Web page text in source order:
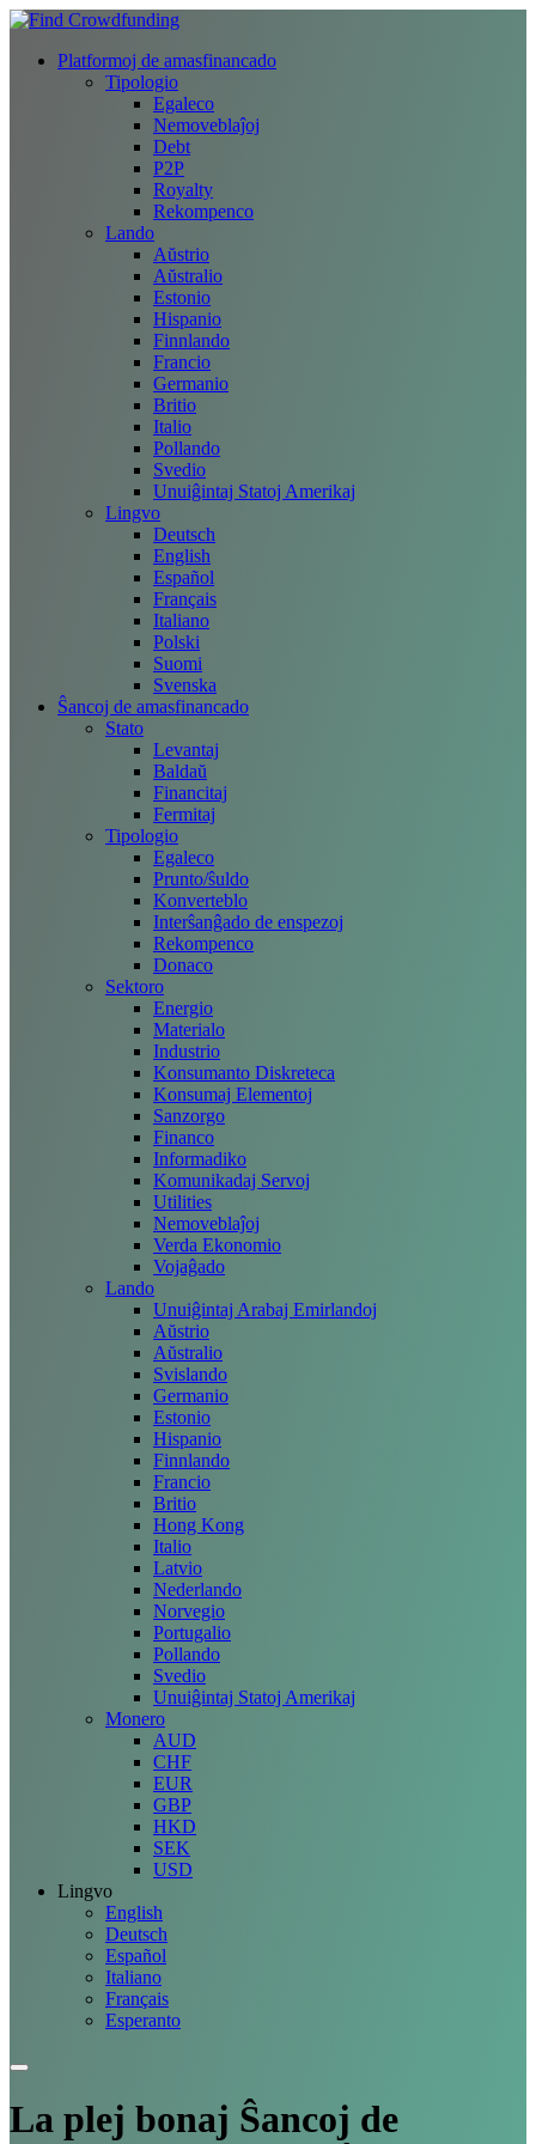
Platformoj de amasfinancado
Tipologio
Egaleco
Nemoveblaĵoj
Debt
P2P
Royalty
Rekompenco
Lando
Aŭstrio
Aŭstralio
Estonio
Hispanio
Finnlando
Francio
Germanio
Britio
Italio
Pollando
Svedio
Unuiĝintaj Statoj Amerikaj
Lingvo
Deutsch
English
Español
Français
Italiano
Polski
Suomi
Svenska
Ŝancoj de amasfinancado
Stato
Levantaj
Baldaŭ
Financitaj
Fermitaj
Tipologio
Egaleco
Prunto/ŝuldo
Konverteblo
Interŝanĝado de enspezoj
Rekompenco
Donaco
Sektoro
Energio
Materialo
Industrio
Konsumanto Diskreteca
Konsumaj Elementoj
Sanzorgo
Financo
Informadiko
Komunikadaj Servoj
Utilities
Nemoveblaĵoj
Verda Ekonomio
Vojaĝado
Lando
Unuiĝintaj Arabaj Emirlandoj
Aŭstrio
Aŭstralio
Svislando
Germanio
Estonio
Hispanio
Finnlando
Francio
Britio
Hong Kong
Italio
Latvio
Nederlando
Norvegio
Portugalio
Pollando
Svedio
Unuiĝintaj Statoj Amerikaj
Monero
AUD
CHF
EUR
GBP
HKD
SEK
USD
Lingvo
English
Deutsch
Español
Italiano
Français
Esperanto
La plej bonaj Ŝancoj de